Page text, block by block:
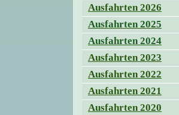
Ausfahrten 2026
Ausfahrten 2025
Ausfahrten 2024
Ausfahrten 2023
Ausfahrten 2022
Ausfahrten 2021
Ausfahrten 2020